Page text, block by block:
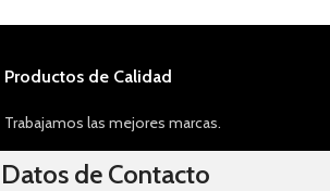
Productos de Calidad
Trabajamos las mejores marcas.
Datos de Contacto